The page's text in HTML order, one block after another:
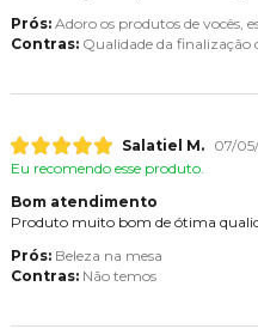
Prós: Adoro os produtos de vocês,
Contras: Qualidade da finalização
Salatiel M.
07/
Eu recomendo esse produto.
Bom atendimento
Produto muito bom de ótima
Prós: Beleza na mesa
Contras: Não temos